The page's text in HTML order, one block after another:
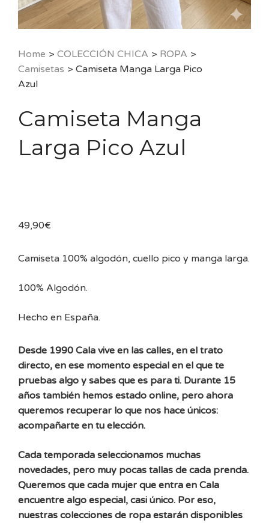
Home > COLECCIÓN CHICA > ROPA >
Camisetas > Camiseta Manga Larga Pico
Azul
Camiseta Manga
Larga Pico Azul
49,90€
Camiseta 100% algodón, cuello pico y manga larga.
100% Algodón.
Hecho en España.
Desde 1990 Cala vive en las calles, en el trato
directo, en ese momento especial en el que te
pruebas algo y sabes que es para ti. Durante 15
años también hemos estado online, pero ahora
queremos recuperar lo que nos hace únicos:
acompañarte en tu elección.
Cada temporada seleccionamos muchas
novedades, pero muy pocas tallas de cada prenda.
Queremos que cada mujer que entra en Cala
encuentre algo especial, casi único. Por eso,
nuestras colecciones de ropa estarán disponibles